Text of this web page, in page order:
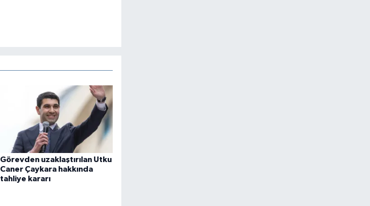
Görevden uzaklaştırılan Utku
Caner Çaykara hakkında
tahliye kararı